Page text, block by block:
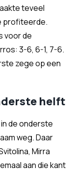
teveel
profiteerde.
voor de
3-6, 6-1, 7-6.
zege op een
helft
de onderste
weg. Daar
Mirra
aan die kant